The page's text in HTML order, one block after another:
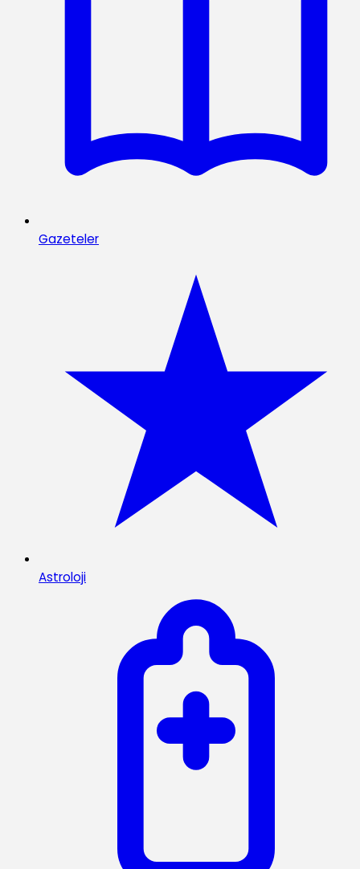
Gazeteler
Astroloji